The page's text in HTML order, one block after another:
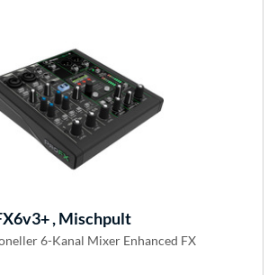
, Mischpult
6-Kanal Mixer Enhanced FX